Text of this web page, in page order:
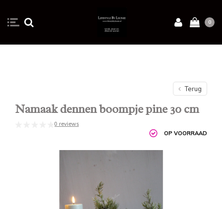
0
Terug
Namaak dennen boompje pine 30 cm
0 reviews
OP VOORRAAD